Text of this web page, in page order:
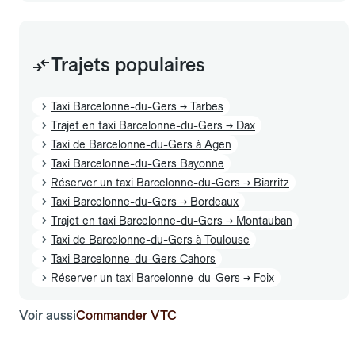
Trajets populaires
Taxi Barcelonne-du-Gers → Tarbes
Trajet en taxi Barcelonne-du-Gers → Dax
Taxi de Barcelonne-du-Gers à Agen
Taxi Barcelonne-du-Gers Bayonne
Réserver un taxi Barcelonne-du-Gers → Biarritz
Taxi Barcelonne-du-Gers → Bordeaux
Trajet en taxi Barcelonne-du-Gers → Montauban
Taxi de Barcelonne-du-Gers à Toulouse
Taxi Barcelonne-du-Gers Cahors
Réserver un taxi Barcelonne-du-Gers → Foix
Voir aussiCommander VTC